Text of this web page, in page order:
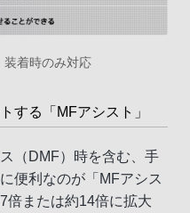
着時のみ対応
する「MFアシスト」
（DMF）時を含む、手
便利なのが「MFアシス
倍または約14倍に拡大